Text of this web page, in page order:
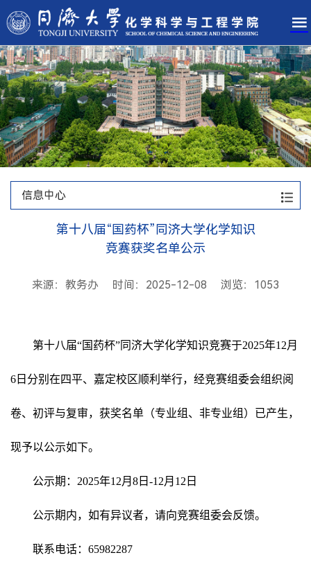
信息中心
第十八届“国药杯”同济大学化学知识
竞赛获奖名单公示
来源：教务办 时间：2025-12-08 浏览： 1053
第十八届“国药杯”同济大学化学知识竞赛于2025年12月
6日分别在四平、嘉定校区顺利举行，经竞赛组委会组织阅
卷、初评与复审，获奖名单（专业组、非专业组）已产生，
现予以公示如下。
公示期：2025年12月8日-12月12日
公示期内，如有异议者，请向竞赛组委会反馈。
联系电话：65982287